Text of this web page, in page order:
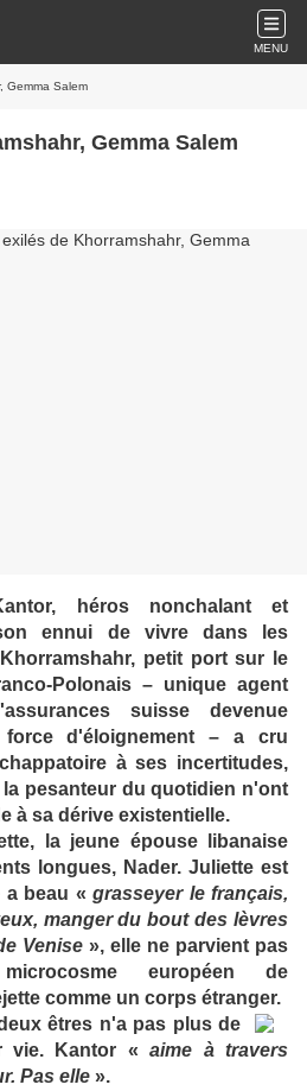
MENU
Gemma Salem
Gemma Salem
héros nonchalant et
ennui de vivre dans les
petit port sur le
Polonais – unique agent
suisse devenue
d'éloignement – a cru
à ses incertitudes,
pesanteur du quotidien n'ont
à sa dérive existentielle.
la jeune épouse libanaise
longues, Nader. Juliette est
a beau « grasseyer le français,
manger du bout des lèvres
Venise », elle ne parvient pas
européen de
comme un corps étranger.
êtres n'a pas plus de
vie. Kantor «aime à travers
Pas elle ».